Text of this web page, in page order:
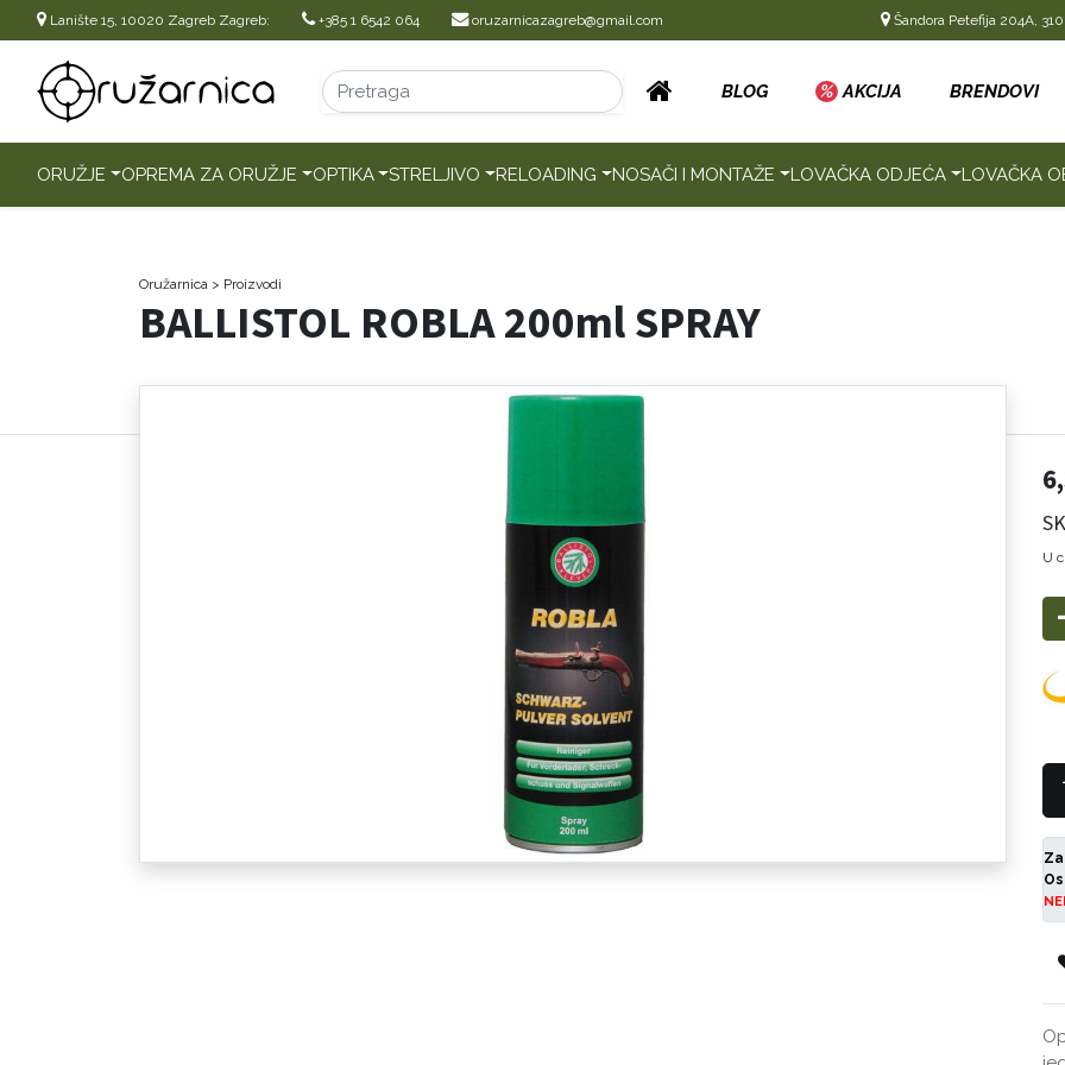
Lanište 15, 10020 Zagreb Zagreb: +385 1 6542 064 oruzarnicazagreb@gmail.com Šandora Petefija 204A,
BLOG % AKCIJA BRENDOVI
ORUŽJE OPREMA ZA ORUŽJE OPTIKA STRELJIVO RELOADING NOSAČI I MONTAŽE LOVAČKA ODJEĆA LOVAČKA
Oružarnica > Proizvodi
BALLISTOL ROBLA 200ml SPRAY
U